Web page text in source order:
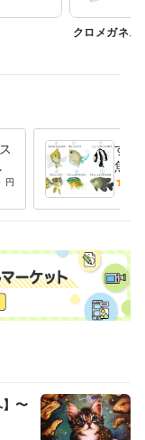
クロメガネス
円
すぐ
魚イ
イビ
〜